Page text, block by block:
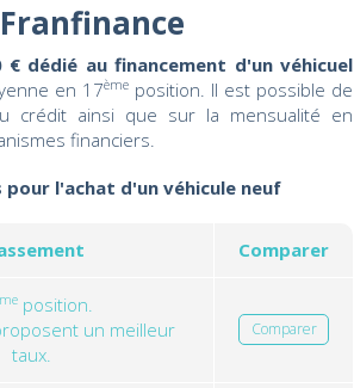
dédié au financement d'un véhicuel
en 17ème position. Il est possible de
crédit ainsi que sur la mensualité en
financiers.
l'achat d'un véhicule neuf
Comparer
position.
un meilleur
taux.
Comparer